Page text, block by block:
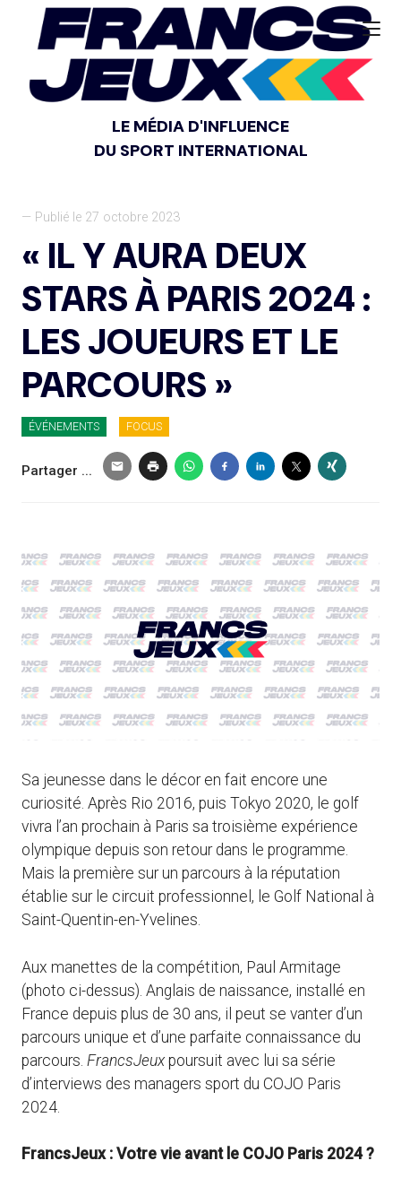
LE MÉDIA D'INFLUENCE
DU SPORT INTERNATIONAL
— Publié le 27 octobre 2023
« IL Y AURA DEUX
STARS À PARIS 2024 :
LES JOUEURS ET LE
PARCOURS »
ÉVÉNEMENTS FOCUS
Partager ...
Sa jeunesse dans le décor en fait encore une
curiosité. Après Rio 2016, puis Tokyo 2020, le golf
vivra l’an prochain à Paris sa troisième expérience
olympique depuis son retour dans le programme.
Mais la première sur un parcours à la réputation
établie sur le circuit professionnel, le Golf National à
Saint-Quentin-en-Yvelines.
Aux manettes de la compétition, Paul Armitage
(photo ci-dessus). Anglais de naissance, installé en
France depuis plus de 30 ans, il peut se vanter d’un
parcours unique et d’une parfaite connaissance du
parcours. FrancsJeuxpoursuit avec lui sa série
d’interviews des managers sport du COJO Paris
2024.
FrancsJeux : Votre vie avant le COJO Paris 2024 ?